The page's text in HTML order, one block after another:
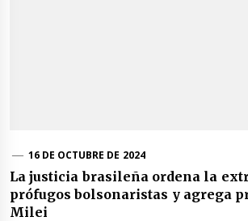
16 DE OCTUBRE DE 2024
La justicia brasileña ordena la
prófugos bolsonaristas y agrega
Milei